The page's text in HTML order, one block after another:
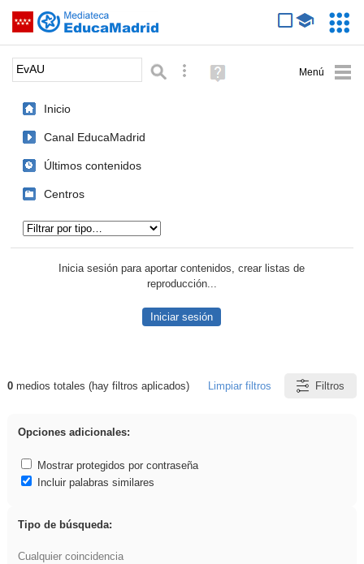
Saltar navegación
Palabra o frase: Búsqueda avanzada
Ayuda
(en
Inicio
Canal EducaMadrid
Últimos contenidos
Centros
Inicia sesión para aportar contenidos, crear listas de
reproducción...
Iniciar sesión
Resultados de: EvAU
0medios totales (hay filtros aplicados) Limpiar filtros Filtros
Opciones adicionales:
Mostrar protegidos por contraseña
Incluir palabras similares
Tipo de búsqueda:
Cualquier coincidencia